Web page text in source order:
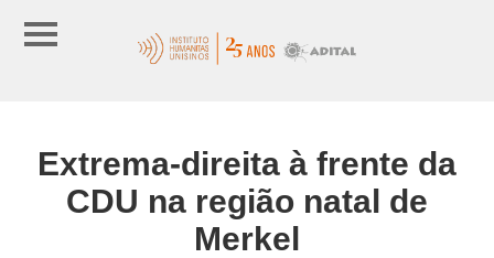
Extrema-direita à frente da
CDU na região natal de
Merkel